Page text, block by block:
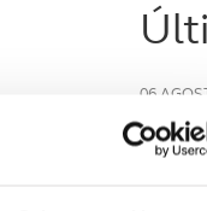
06
A
06